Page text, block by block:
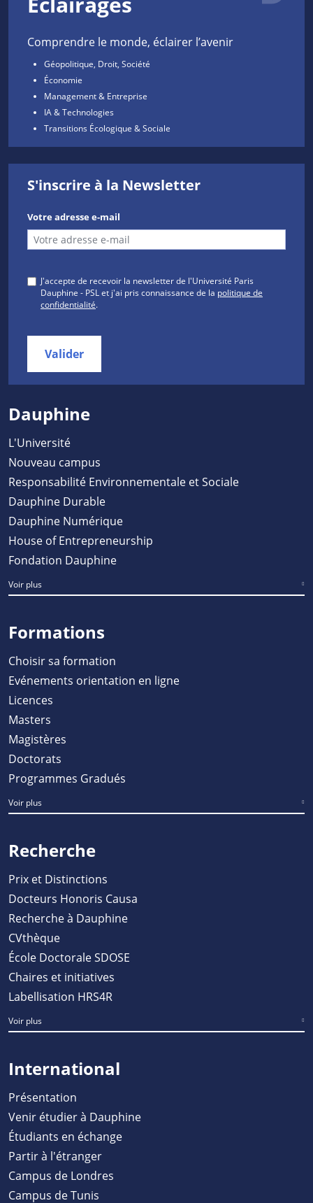
Comprendre le monde, éclairer l’avenir
Géopolitique, Droit, Société
Économie
Management & Entreprise
IA & Technologies
Transitions Écologique & Sociale
S'inscrire à la Newsletter
Votre adresse e-mail
J'accepte de recevoir la newsletter de l'Université Paris
Dauphine - PSL et j'ai pris connaissance de la politique de
confidentialité.
Valider
Dauphine
L'Université
Nouveau campus
Responsabilité Environnementale et Sociale
Dauphine Durable
Dauphine Numérique
House of Entrepreneurship
Fondation Dauphine
Voir plus
Formations
Choisir sa formation
Evénements orientation en ligne
Licences
Masters
Magistères
Doctorats
Programmes Gradués
Voir plus
Recherche
Prix et Distinctions
Docteurs Honoris Causa
Recherche à Dauphine
CVthèque
École Doctorale SDOSE
Chaires et initiatives
Labellisation HRS4R
Voir plus
International
Présentation
Venir étudier à Dauphine
Étudiants en échange
Partir à l'étranger
Campus de Londres
Campus de Tunis